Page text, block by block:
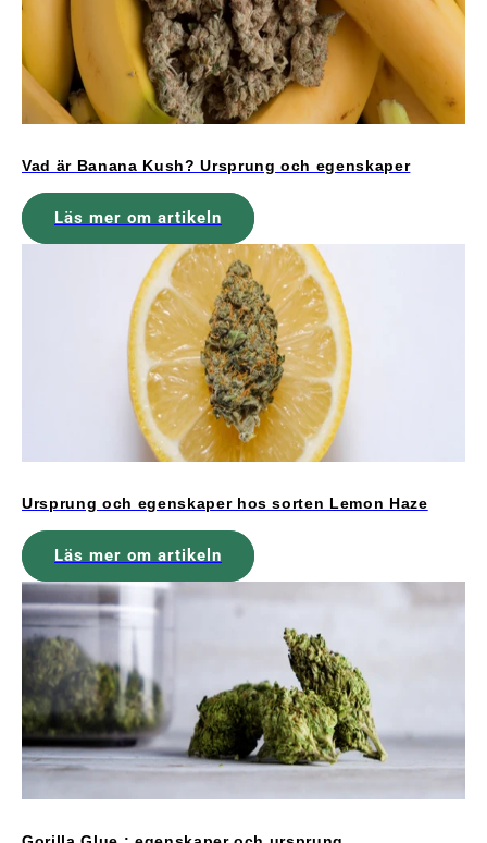
Vad är Banana Kush? Ursprung och egenskaper
Läs mer om artikeln
Ursprung och egenskaper hos sorten Lemon Haze
Läs mer om artikeln